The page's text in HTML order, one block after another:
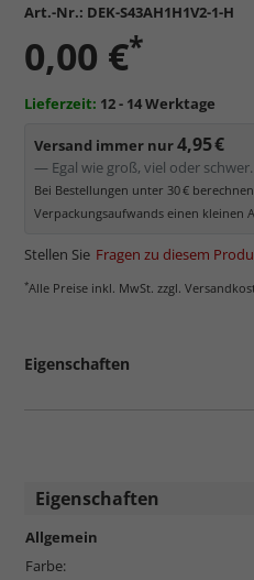
Art.-Nr.: DEK-S43AH1H1V2-1-H
0,00 €*
Lieferzeit: 12 - 14 Werktage
Versand immer nur4,95 €
— Egal wie groß, viel oder schwer.
Bei Bestellungen unter 30 €
Verpackungsaufwands einen kleinen
Stellen Sie Fragen zu diesem
*Alle Preise inkl. MwSt. zzgl.
Eigenschaften
Eigenschaften
Allgemein
Farbe: